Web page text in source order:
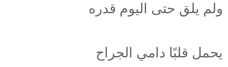
ولم يلق حتى اليوم قدره
يحمل قلبًا دامي الجراح